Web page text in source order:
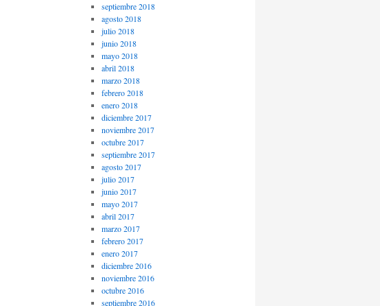
septiembre 2018
agosto 2018
julio 2018
junio 2018
mayo 2018
abril 2018
marzo 2018
febrero 2018
enero 2018
diciembre 2017
noviembre 2017
octubre 2017
septiembre 2017
agosto 2017
julio 2017
junio 2017
mayo 2017
abril 2017
marzo 2017
febrero 2017
enero 2017
diciembre 2016
noviembre 2016
octubre 2016
septiembre 2016